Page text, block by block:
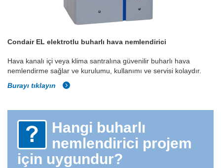
Condair EL elektrotlu buharlı hava nemlendirici
Hava kanalı içi veya klima santralına güvenilir buharlı hava
nemlendirme sağlar ve kurulumu, kullanımı ve servisi kolaydır.
Burayı tıklayın
Hangi buharlı
nemlendirici projem
için uygundur?